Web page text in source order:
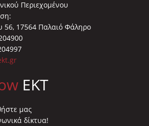
Περιεχομένου
56, 17564 Παλαιό Φάληρο
EKT
μας
δίκτυα!